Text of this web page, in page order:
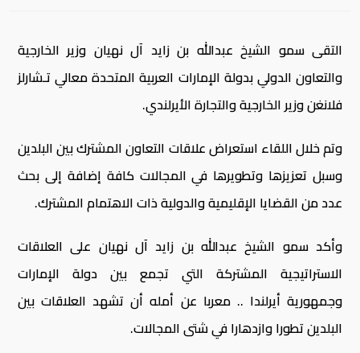
التقى سمو الشيخ عبدالله بن زايد آل نهيان وزير الخارجية
والتعاون الدولي بدولة الإمارات العربية المتحدة معالي تـشارلز
فلانغن وزير الخارجية والتجارة الأيرلندي.
وتم خلال اللقاء استعراض علاقات التعاون المشترك بين البلدين
وسبل تعزيزها وتطويرها في المجالات كافة إضافة إلى بحث
عدد من القضايا الإقليمية والدولية ذات الاهتمام المشترك.
وأكد سمو الشيخ عبدالله بن زايد آل نهيان على العلاقات
الاستراتيجية المشتركة التي تجمع بين دولة الإمارات
وجمهورية أيرلندا .. معربا عن أمله أن تشهد العلاقات بين
البلدين تطورا وازدهارا في شتى المجالات.